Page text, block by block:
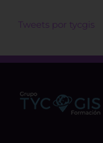
Tweets por tycgis